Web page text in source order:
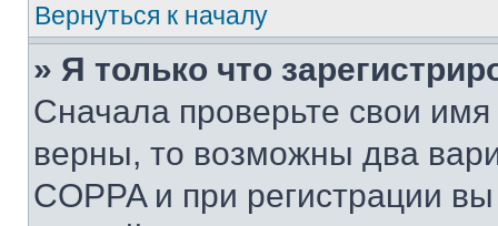
Вернуться к началу
» Я только что
Сначала проверьте свои
верны, то возможны два
COPPA и при регистрации